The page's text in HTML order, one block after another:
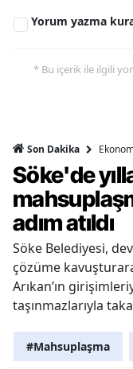
Yorum yazma
* Bu içerik ile ilgili
Son Dakika
Söke'de
adım atıldı
Söke Belediyesi,
çözüme
Arıkan’ın
taşınmazlarıyla
#Mahsuplaşma